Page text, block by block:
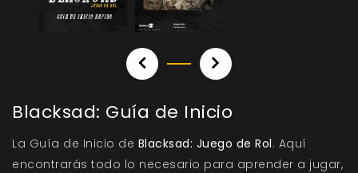
Blacksad: Guía de Inicio
La Guía de Inicio de Blacksad: Juego de Rol. Aquí
encontrarás todo lo necesario para aprender a jugar,